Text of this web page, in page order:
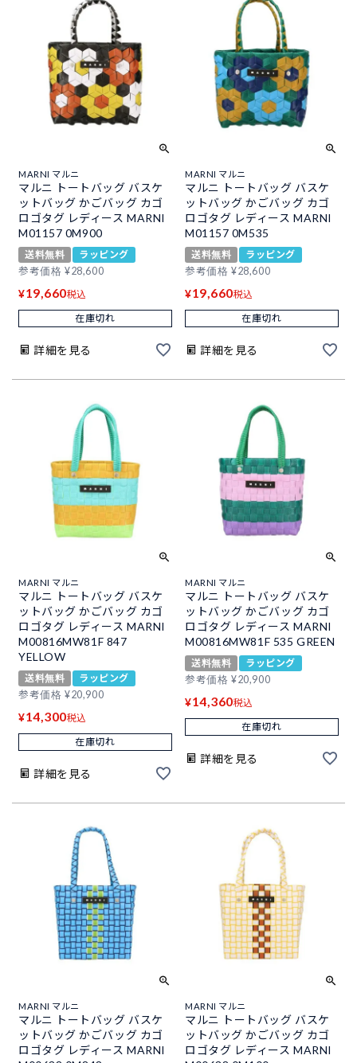
MARNI マルニ
マルニ トートバッグ バスケ
ットバッグ かごバッグ カゴ
ロゴタグ レディース MARNI
M01157 0M900
送料無料
ラッピング
参考価格 ¥28,600
¥19,660税込
在庫切れ
詳細を見る
MARNI マルニ
マルニ トートバッグ バスケ
ットバッグ かごバッグ カゴ
ロゴタグ レディース MARNI
M01157 0M535
送料無料
ラッピング
参考価格 ¥28,600
¥19,660税込
在庫切れ
詳細を見る
MARNI マルニ
マルニ トートバッグ バスケ
ットバッグ かごバッグ カゴ
ロゴタグ レディース MARNI
M00816MW81F 847
YELLOW
送料無料
ラッピング
参考価格 ¥20,900
¥14,300税込
在庫切れ
詳細を見る
MARNI マルニ
マルニ トートバッグ バスケ
ットバッグ かごバッグ カゴ
ロゴタグ レディース MARNI
M00816MW81F 535 GREEN
送料無料
ラッピング
参考価格 ¥20,900
¥14,360税込
在庫切れ
詳細を見る
MARNI マルニ
マルニ トートバッグ バスケ
ットバッグ かごバッグ カゴ
ロゴタグ レディース MARNI
MARNI マルニ
マルニ トートバッグ バスケ
ットバッグ かごバッグ カゴ
ロゴタグ レディース MARNI